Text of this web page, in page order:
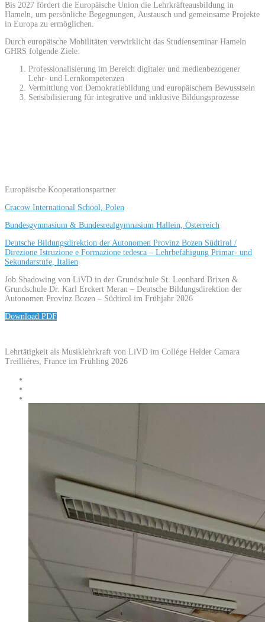
Bis 2027 fördert die Europäische Union die Lehrkräfteausbildung in
Hameln, um persönliche Begegnungen, Austausch und gemeinsame Projekte
in Europa zu ermöglichen.
Durch europäische Mobilitäten verwirklicht das Studienseminar Hameln
GHRS folgende Ziele:
Professionalisierung im Bereich digitaler und medienbezogener
Lehr- und Lernkompetenzen
Vermittlung von Demokratiebildung und europäischem Bewusstsein
Sensibilisierung für integrative und inklusive Bildungsprozesse
Europäische Kooperationspartner
Cracow International School, Polen
Bundesgymnasium & Bundesrealgymnasium Hallein, Österreich
Deutsche Bildungsdirektion der Autonomen Provinz Bozen Südtirol /
Direzione Istruzione e Formazione tedesca – Lehrbefähigung Primar- und
Sekundarstufe, Italien
Job Shadowing von LiVD in der Grundschule St. Leonhard Brixen &
Grundschule Dr. Karl Erckert Meran – Deutsche Bildungsdirektion der
Autonomen Provinz Bozen – Südtirol im Frühjahr 2026
Download PDF
Lehrtätigkeit als Musiklehrkraft von LiVD im Collége Helder Camara
Treilliéres, France im Frühling 2026